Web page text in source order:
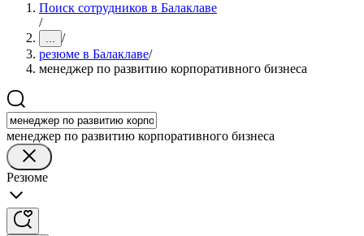
Поиск сотрудников в Балаклаве
/
... /
резюме в Балаклаве/
менеджер по развитию корпоративного бизнеса
менеджер по развитию корпоративного бизнеса
Резюме